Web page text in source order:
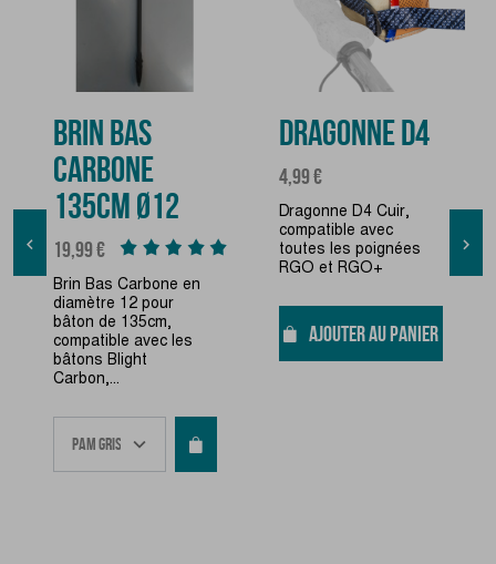

BRIN BAS
CARBONE
135CM Ø12
Prix
19,99 €
Brin Bas Carbone en
diamètre 12 pour
bâton de 135cm,
compatible avec les
bâtons Blight
Carbon,...
DRAGONNE D4
Prix
4,99 €
Dragonne D4 Cuir,
compatible avec
toutes les poignées
RGO et RGO+
AJOUTER AU PANIER
